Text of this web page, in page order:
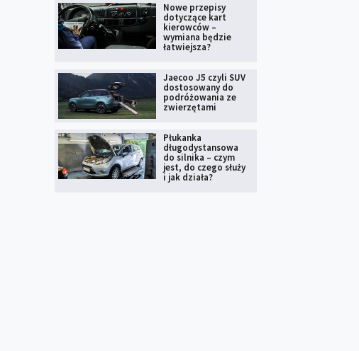
Nowe przepisy
dotyczące kart
kierowców –
wymiana będzie
łatwiejsza?
Jaecoo J5 czyli SUV
dostosowany do
podróżowania ze
zwierzętami
Płukanka
długodystansowa
do silnika – czym
jest, do czego służy
i jak działa?